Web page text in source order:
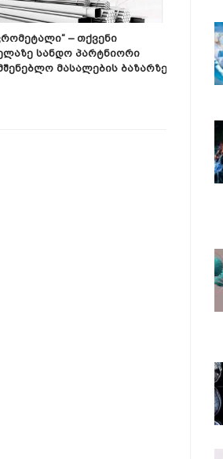
– Თქვენი
Სანდო Პარტნიორი
Მასალების Ბაზარზე